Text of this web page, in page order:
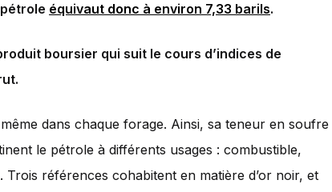
équivaut donc à environ 7,33 barils.
boursier qui suit le cours d’indices de
dans chaque forage. Ainsi, sa teneur en soufre
le pétrole à différents usages : combustible,
Trois références cohabitent en matière d’or noir, et